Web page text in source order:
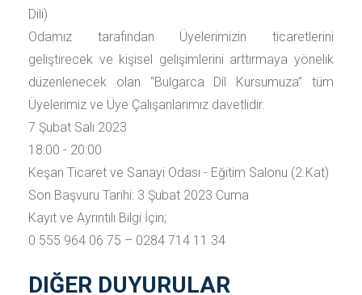
Dili)
Odamız tarafından Üyelerimizin ticaretlerini
geliştirecek ve kişisel gelişimlerini arttırmaya yönelik
düzenlenecek olan “Bulgarca Dil Kursumuza” tüm
Üyelerimiz ve Üye Çalışanlarımız davetlidir.
7 Şubat Salı 2023
18:00 - 20:00
Keşan Ticaret ve Sanayi Odası - Eğitim Salonu (2.Kat)
Son Başvuru Tarihi: 3 Şubat 2023 Cuma
Kayıt ve Ayrıntılı Bilgi İçin;
0 555 964 06 75 – 0284 714 11 34
DIĞER DUYURULAR